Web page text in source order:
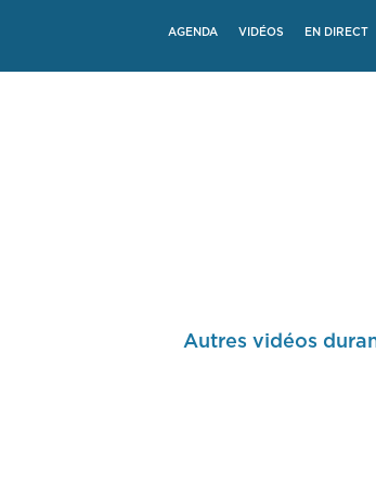
AGENDA VIDÉOS EN DIRECT
Autres vidéos